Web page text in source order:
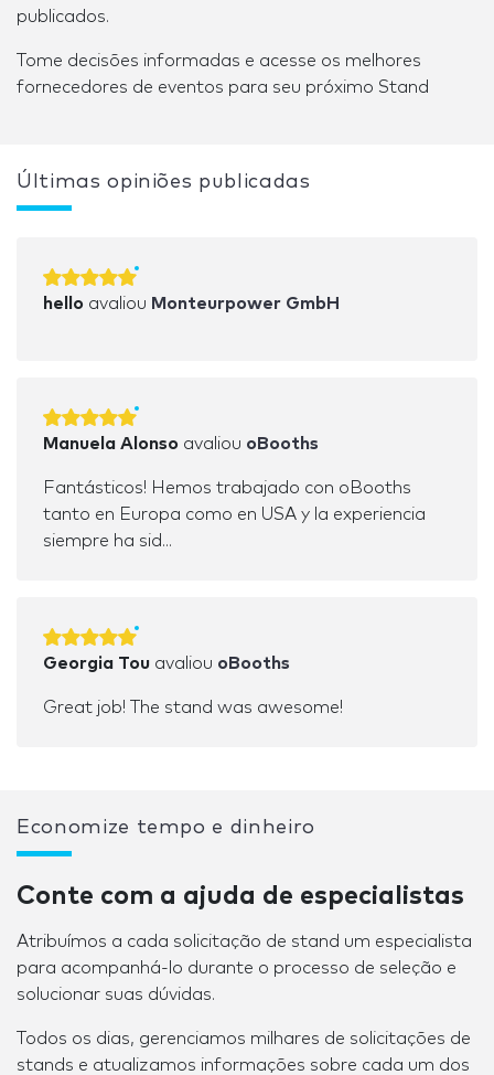
publicados.
Tome decisões informadas e acesse os melhores
fornecedores de eventos para seu próximo Stand
Últimas opiniões publicadas
hello avaliou Monteurpower GmbH
Manuela Alonso avaliou oBooths
Fantásticos! Hemos trabajado con oBooths
tanto en Europa como en USA y la experiencia
siempre ha sid...
Georgia Tou avaliou oBooths
Great job! The stand was awesome!
Economize tempo e dinheiro
Conte com a ajuda de especialistas
Atribuímos a cada solicitação de stand um especialista
para acompanhá-lo durante o processo de seleção e
solucionar suas dúvidas.
Todos os dias, gerenciamos milhares de solicitações de
stands e atualizamos informações sobre cada um dos